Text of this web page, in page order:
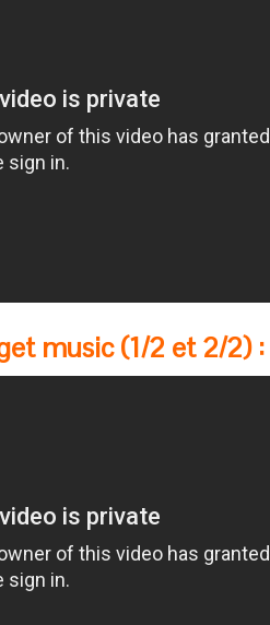
music (1/2 et 2/2) :